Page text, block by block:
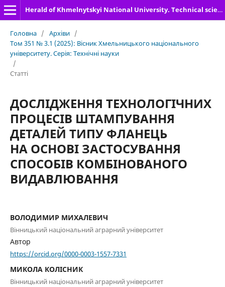
Herald of Khmelnytskyi National University. Technical sciences
Головна / Архіви /
Том 351 № 3.1 (2025): Вісник Хмельницького національного
університету. Серія: Технічні науки
/
Статті
ДОСЛІДЖЕННЯ ТЕХНОЛОГІЧНИХ
ПРОЦЕСІВ ШТАМПУВАННЯ
ДЕТАЛЕЙ ТИПУ ФЛАНЕЦЬ
НА ОСНОВІ ЗАСТОСУВАННЯ
СПОСОБІВ КОМБІНОВАНОГО
ВИДАВЛЮВАННЯ
ВОЛОДИМИР МИХАЛЕВИЧ
Вінницький національний аграрний університет
Автор
https://orcid.org/0000-0003-1557-7331
МИКОЛА КОЛІСНИК
Вінницький національний аграрний університет